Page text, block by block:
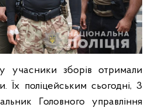
учасники зборів отримали
Їх поліцейським сьогодні, 3
Головного управління